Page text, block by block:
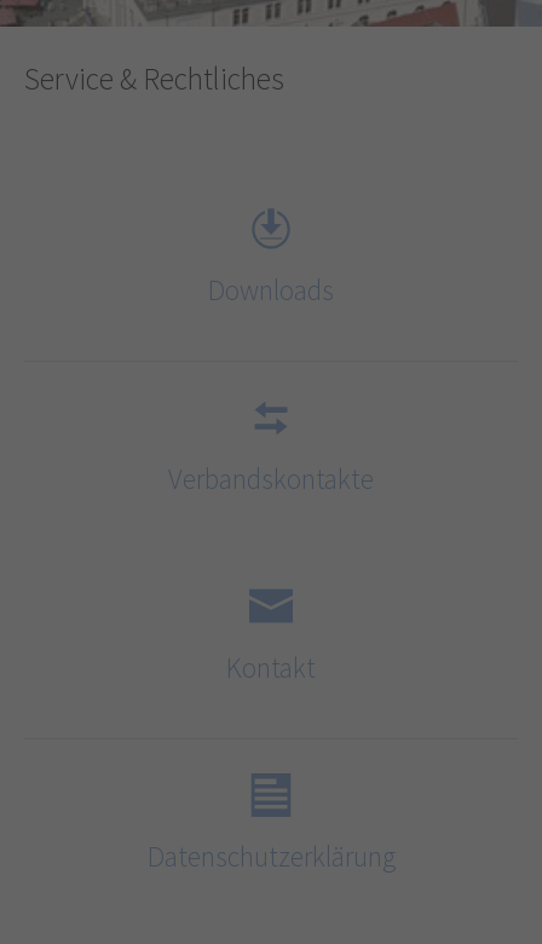
Service & Rechtliches
Downloads
Verbandskontakte
Kontakt
Datenschutzerklärung